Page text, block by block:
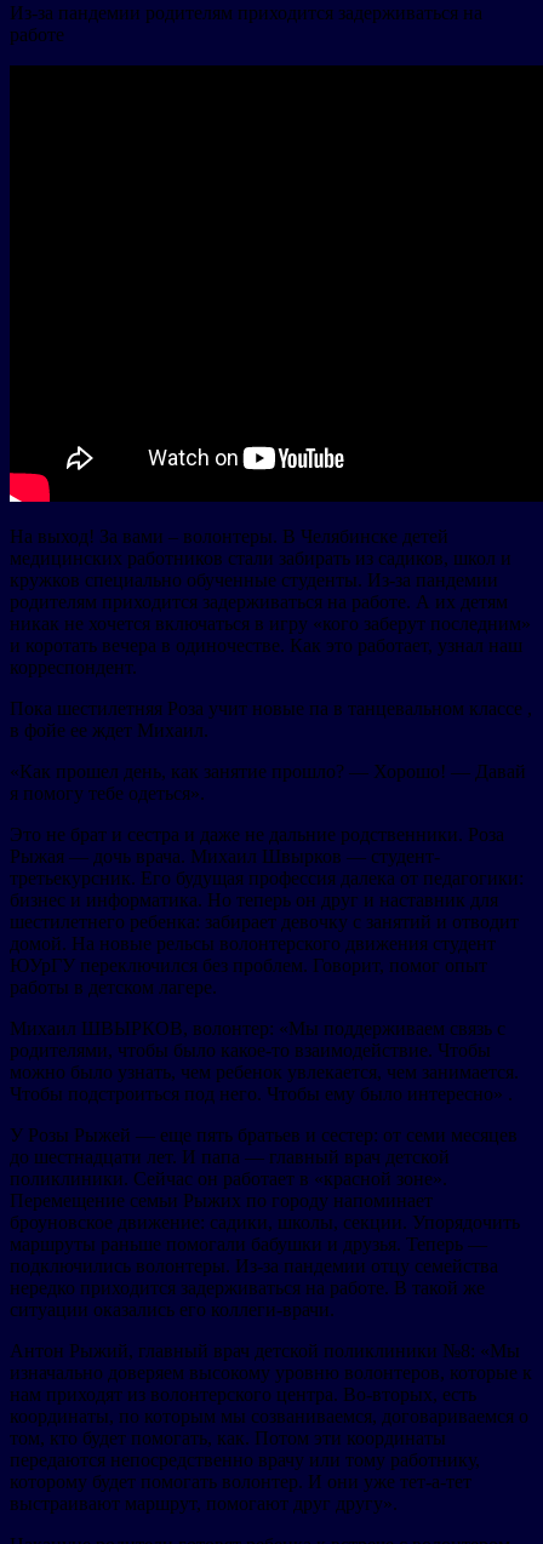
Из-за пандемии родителям приходится задерживаться на
работе
На выход! За вами – волонтеры. В Челябинске детей
медицинских работников стали забирать из садиков, школ и
кружков специально обученные студенты. Из-за пандемии
родителям приходится задерживаться на работе. А их детям
никак не хочется включаться в игру «кого заберут последним»
и коротать вечера в одиночестве. Как это работает, узнал наш
корреспондент.
Пока шестилетняя Роза учит новые па в танцевальном классе ,
в фойе ее ждет Михаил.
«Как прошел день, как занятие прошло? — Хорошо! — Давай
я помогу тебе одеться».
Это не брат и сестра и даже не дальние родственники. Роза
Рыжая — дочь врача. Михаил Швырков — студент-
третьекурсник. Его будущая профессия далека от педагогики:
бизнес и информатика. Но теперь он друг и наставник для
шестилетнего ребенка: забирает девочку с занятий и отводит
домой. На новые рельсы волонтерского движения студент
ЮУрГУ переключился без проблем. Говорит, помог опыт
работы в детском лагере.
Михаил ШВЫРКОВ, волонтер: «Мы поддерживаем связь с
родителями, чтобы было какое-то взаимодействие. Чтобы
можно было узнать, чем ребенок увлекается, чем занимается.
Чтобы подстроиться под него. Чтобы ему было интересно» .
У Розы Рыжей — еще пять братьев и сестер: от семи месяцев
до шестнадцати лет. И папа — главный врач детской
поликлиники. Сейчас он работает в «красной зоне».
Перемещение семьи Рыжих по городу напоминает
броуновское движение: садики, школы, секции. Упорядочить
маршруты раньше помогали бабушки и друзья. Теперь —
подключились волонтеры. Из-за пандемии отцу семейства
нередко приходится задерживаться на работе. В такой же
ситуации оказались его коллеги-врачи.
Антон Рыжий, главный врач детской поликлиники №8: «Мы
изначально доверяем высокому уровню волонтеров, которые к
нам приходят из волонтерского центра. Во-вторых, есть
координаты, по которым мы созваниваемся, договариваемся о
том, кто будет помогать, как. Потом эти координаты
передаются непосредственно врачу или тому работнику,
которому будет помогать волонтер. И они уже тет-а-тет
выстраивают маршрут, помогают друг другу».